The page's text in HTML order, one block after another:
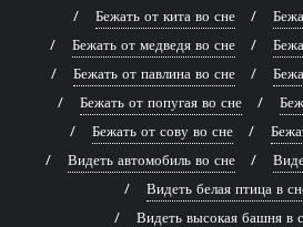
Бежать от кита во сне
Бежать от медведя во сне
Бежать от павлина во сне
Бежать от попугая во сне
Бежать от сову во сне
Видеть автомобиль во сне
Видеть белая птица в
Видеть высокая башня в